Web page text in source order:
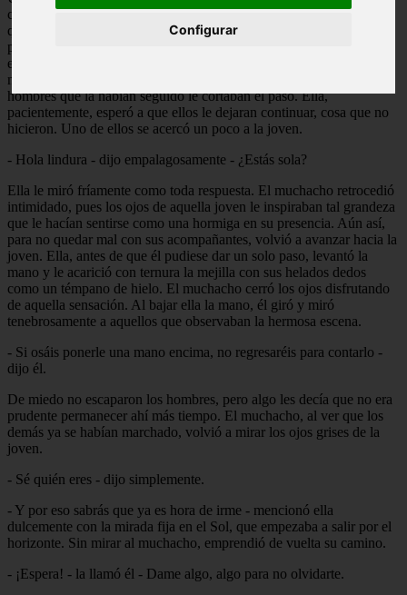
Configurar
caminaba sin seguir un rumbo fijo. Todos volteaban a verla, acto
que, al parecer, ella no le ponía cuidado. Unos hombres la seguían
pero, al fin y al cabo, no le daba importancia. Giró para adentrarse
en un estrecho callejón que no conocía y quería conocer. Al ver que
no tenía salida, dio la vuelta para seguir su camino. Pero aquellos
hombres que la habían seguido le cortaban el paso. Ella,
pacientemente, esperó a que ellos le dejaran continuar, cosa que no
hicieron. Uno de ellos se acercó un poco a la joven.
- Hola lindura - dijo empalagosamente - ¿Estás sola?
Ella le miró fríamente como toda respuesta. El muchacho retrocedió
intimidado, pues los ojos de aquella joven le inspiraban tal grandeza
que le hacían sentirse como una hormiga en su presencia. Aún así,
para no quedar mal con sus acompañantes, volvió a avanzar hacia la
joven. Ella, antes de que él pudiese dar un solo paso, levantó la
mano y le acarició con ternura la mejilla con sus helados dedos
como un témpano de hielo. El muchacho cerró los ojos disfrutando
de aquella sensación. Al bajar ella la mano, él giró y miró
tenebrosamente a aquellos que observaban la hermosa escena.
- Si osáis ponerle una mano encima, no regresaréis para contarlo -
dijo él.
De miedo no escaparon los hombres, pero algo les decía que no era
prudente permanecer ahí más tiempo. El muchacho, al ver que los
demás ya se habían marchado, volvió a mirar los ojos grises de la
joven.
- Sé quién eres - dijo simplemente.
- Y por eso sabrás que ya es hora de irme - mencionó ella
dulcemente con la mirada fija en el Sol, que empezaba a salir por el
horizonte. Sin mirar al muchacho, emprendió de vuelta su camino.
- ¡Espera! - la llamó él - Dame algo, algo para no olvidarte.